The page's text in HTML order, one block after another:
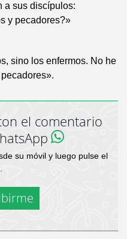
a sus discípulos:
y pecadores?»
sino los enfermos. No he
el comentario
su móvil y luego pulse el